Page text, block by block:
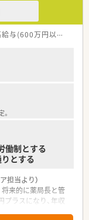
チベーションの高さ
す！
医薬品・化粧品な
助制度、研修認定
間外手当、役職手当
制度、財形貯蓄、持
与(600万円以上)
働制とする
とする
担当より）
来的に薬局長と管
プラスになり、年収